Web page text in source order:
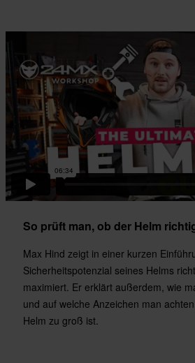
So prüft man, ob der Helm
Max Hind zeigt in einer kurzen
Sicherheitspotenzial seines Helms
maximiert. Er erklärt außerdem, wie
und auf welche Anzeichen man
Helm zu groß ist.